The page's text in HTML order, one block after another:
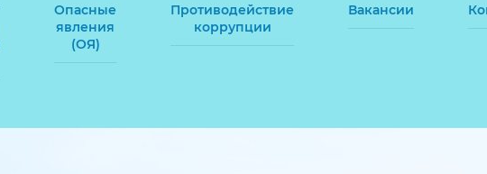
Опасные
явления
(ОЯ)
Противодействие
коррупции
Вакансии